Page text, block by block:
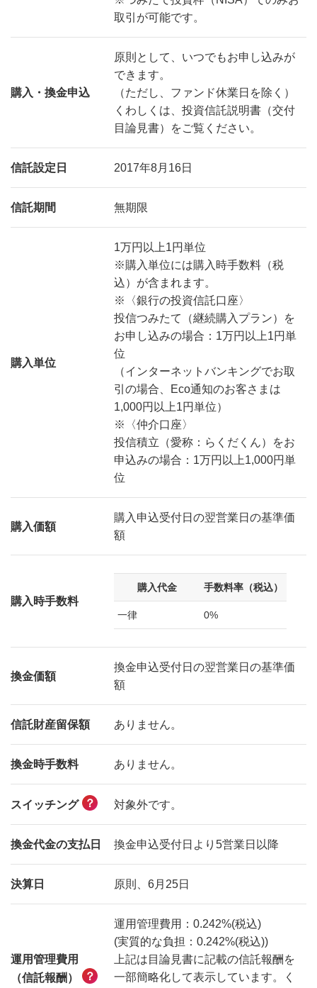
取引が可能です。
購入・換金申込
原則として、いつでもお申し込みが
できます。
（ただし、ファンド休業日を除く）
くわしくは、投資信託説明書（交付
目論見書）をご覧ください。
信託設定日 2017年8月16日
信託期間 無期限
購入単位
1万円以上1円単位
※購入単位には購入時手数料（税
込）が含まれます。
※〈銀行の投資信託口座〉
投信つみたて（継続購入プラン）を
お申し込みの場合：1万円以上1円単
位
（インターネットバンキングでお取
引の場合、Eco通知のお客さまは
1,000円以上1円単位）
※〈仲介口座〉
投信積立（愛称：らくだくん）をお
申込みの場合：1万円以上1,000円単
位
購入価額
購入申込受付日の翌営業日の基準価
額
購入時手数料
購入代金 手数料率（税込）
一律 0%
換金価額
換金申込受付日の翌営業日の基準価
額
信託財産留保額 ありません。
換金時手数料 ありません。
スイッチング ？ 対象外です。
換金代金の支払日 換金申込受付日より5営業日以降
決算日 原則、6月25日
運用管理費用
（信託報酬）
？
運用管理費用：0.242%(税込)
(実質的な負担：0.242%(税込))
上記は目論見書に記載の信託報酬を
一部簡略化して表示しています。く